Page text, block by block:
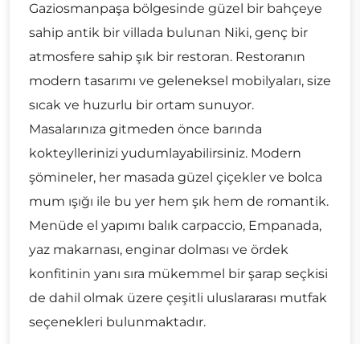
Gaziosmanpaşa bölgesinde güzel bir bahçeye
sahip antik bir villada bulunan Niki, genç bir
atmosfere sahip şık bir restoran. Restoranın
modern tasarımı ve geleneksel mobilyaları, size
sıcak ve huzurlu bir ortam sunuyor.
Masalarınıza gitmeden önce barında
kokteyllerinizi yudumlayabilirsiniz. Modern
şömineler, her masada güzel çiçekler ve bolca
mum ışığı ile bu yer hem şık hem de romantik.
Menüde el yapımı balık carpaccio, Empanada,
yaz makarnası, enginar dolması ve ördek
konfitinin yanı sıra mükemmel bir şarap seçkisi
de dahil olmak üzere çeşitli uluslararası mutfak
seçenekleri bulunmaktadır.